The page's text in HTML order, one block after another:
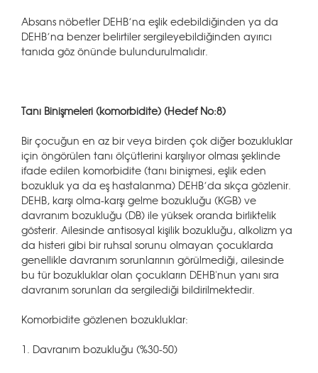
Absans nöbetler DEHB’na eşlik edebildiğinden ya da
DEHB’na benzer belirtiler sergileyebildiğinden ayırıcı
tanıda göz önünde bulundurulmalıdır.
Tanı Binişmeleri (komorbidite) (Hedef No:8)
Bir çocuğun en az bir veya birden çok diğer bozukluklar
için öngörülen tanı ölçütlerini karşılıyor olması şeklinde
ifade edilen komorbidite (tanı binişmesi, eşlik eden
bozukluk ya da eş hastalanma) DEHB’da sıkça gözlenir.
DEHB, karşı olma-karşı gelme bozukluğu (KGB) ve
davranım bozukluğu (DB) ile yüksek oranda birliktelik
gösterir. Ailesinde antisosyal kişilik bozukluğu, alkolizm ya
da histeri gibi bir ruhsal sorunu olmayan çocuklarda
genellikle davranım sorunlarının görülmediği, ailesinde
bu tür bozukluklar olan çocukların DEHB'nun yanı sıra
davranım sorunları da sergilediği bildirilmektedir.
Komorbidite gözlenen bozukluklar:
1. Davranım bozukluğu (%30-50)